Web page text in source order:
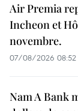
Air Premia
Incheon et
novembre.
07/08/2026 08:52
Nam A Bank